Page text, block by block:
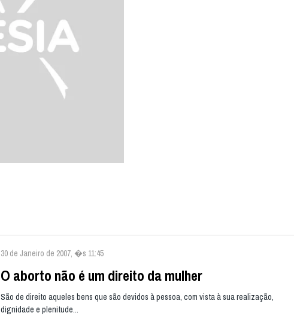
30 de Janeiro de 2007, �s 11:45
O aborto não é um direito da mulher
São de direito aqueles bens que são devidos à pessoa, com vista à sua realização,
dignidade e plenitude...